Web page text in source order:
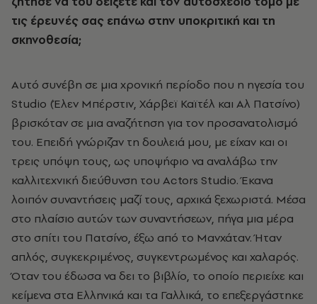
τις έρευνές σας επάνω στην υποκριτική και τη
σκηνοθεσία;
Αυτό συνέβη σε μια χρονική περίοδο που η ηγεσία του
Studio (Έλεν Μπέρστιν, Χάρβεϊ Καϊτέλ και Αλ Πατσίνο)
βρισκόταν σε μια αναζήτηση για τον προσανατολισμό
του. Επειδή γνώριζαν τη δουλειά μου, με είχαν και οι
τρεις υπόψη τους, ως υποψήφιο να αναλάβω την
καλλιτεχνική διεύθυνση του Actors Studio. Έκανα
λοιπόν συναντήσεις μαζί τους, αρχικά ξεχωριστά. Μέσα
στο πλαίσιο αυτών των συναντήσεων, πήγα μια μέρα
στο σπίτι του Πατσίνο, έξω από το Μανχάταν. Ήταν
απλός, συγκεκριμένος, συγκεντρωμένος και χαλαρός.
Όταν του έδωσα να δει το βιβλίο, το οποίο περιείχε και
κείμενα στα Ελληνικά και τα Γαλλικά, το επεξεργάστηκε